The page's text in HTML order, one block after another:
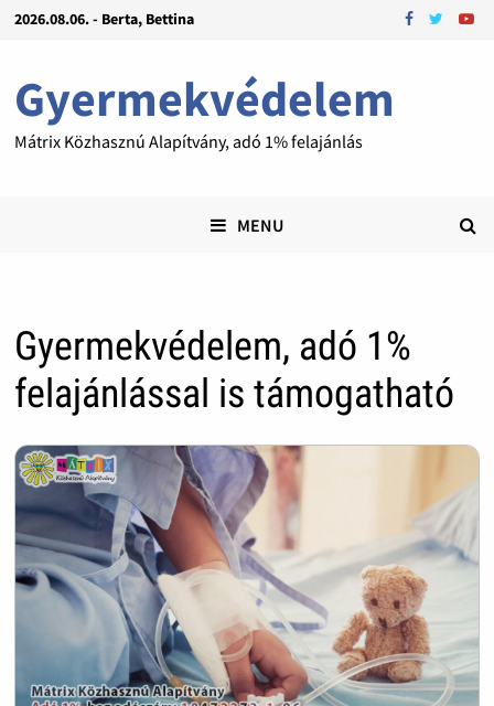
2026.08.06. - Berta, Bettina
Gyermekvédelem
Mátrix Közhasznú Alapítvány, adó 1% felajánlás
MENU
Gyermekvédelem, adó 1%
felajánlással is támogatható